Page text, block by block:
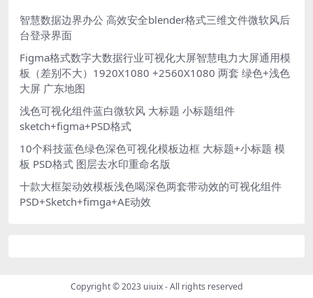
智慧数据边界办公 高效安全blender格式三维文件微软风后
台登录界面
Figma格式数字大数据行业可视化大屏智慧电力大屏通用模
板（差别不大）1920X1080 +2560X1080 两套 绿色+浅色
大屏 广东地图
浅色可视化组件蓝白微软风 大标题 小标题组件
sketch+figma+PSD格式
10个科技蓝色绿色深色可视化模板边框 大标题+小标题 模
板 PSD格式 图层去水印重命名版
十款大框架动效模板浅色喝深色两套带动效的可视化组件
PSD+Sketch+fimga+AE动效
Copyright © 2023 uiuix- All rights reserved